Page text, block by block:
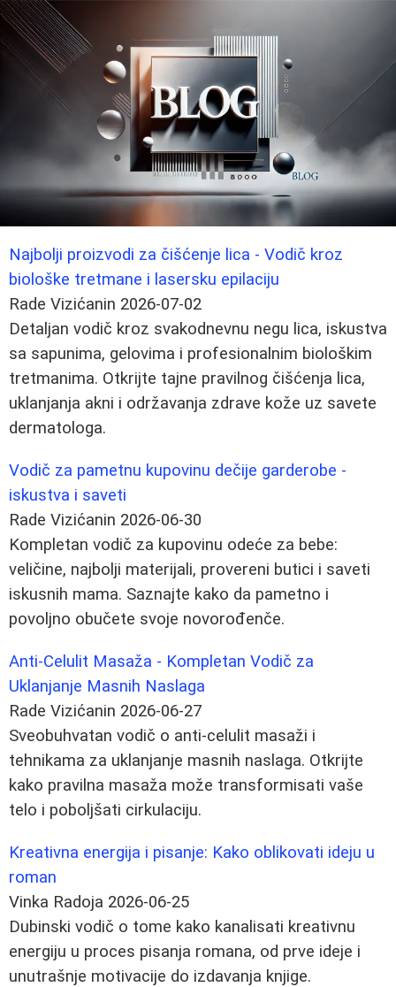
Najbolji proizvodi za čišćenje lica - Vodič kroz
biološke tretmane i lasersku epilaciju
Rade Vizićanin 2026-07-02
Detaljan vodič kroz svakodnevnu negu lica, iskustva
sa sapunima, gelovima i profesionalnim biološkim
tretmanima. Otkrijte tajne pravilnog čišćenja lica,
uklanjanja akni i održavanja zdrave kože uz savete
dermatologa.
Vodič za pametnu kupovinu dečije garderobe -
iskustva i saveti
Rade Vizićanin 2026-06-30
Kompletan vodič za kupovinu odeće za bebe:
veličine, najbolji materijali, provereni butici i saveti
iskusnih mama. Saznajte kako da pametno i
povoljno obučete svoje novorođenče.
Anti-Celulit Masaža - Kompletan Vodič za
Uklanjanje Masnih Naslaga
Rade Vizićanin 2026-06-27
Sveobuhvatan vodič o anti-celulit masaži i
tehnikama za uklanjanje masnih naslaga. Otkrijte
kako pravilna masaža može transformisati vaše
telo i poboljšati cirkulaciju.
Kreativna energija i pisanje: Kako oblikovati ideju u
roman
Vinka Radoja 2026-06-25
Dubinski vodič o tome kako kanalisati kreativnu
energiju u proces pisanja romana, od prve ideje i
unutrašnje motivacije do izdavanja knjige.